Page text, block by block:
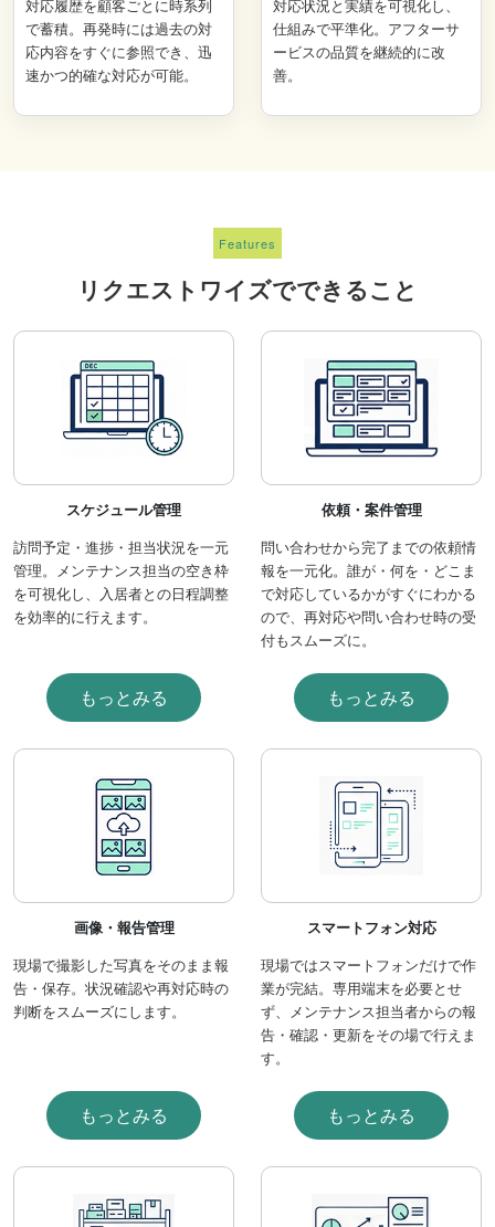
対応履歴を顧客ごとに時系列
で蓄積。再発時には過去の対
応内容をすぐに参照でき、迅
速かつ的確な対応が可能。
対応状況と実績を可視化し、
仕組みで平準化。アフターサ
ービスの品質を継続的に改
善。
Features
リクエストワイズでできること
スケジュール管理
訪問予定・進捗・担当状況を一元
管理。メンテナンス担当の空き枠
を可視化し、入居者との日程調整
を効率的に行えます。
もっとみる
依頼・案件管理
問い合わせから完了までの依頼情
報を一元化。誰が・何を・どこま
で対応しているかがすぐにわかる
ので、再対応や問い合わせ時の受
付もスムーズに。
もっとみる
画像・報告管理
現場で撮影した写真をそのまま報
告・保存。状況確認や再対応時の
判断をスムーズにします。
もっとみる
スマートフォン対応
現場ではスマートフォンだけで作
業が完結。専用端末を必要とせ
ず、メンテナンス担当者からの報
告・確認・更新をその場で行えま
す。
もっとみる